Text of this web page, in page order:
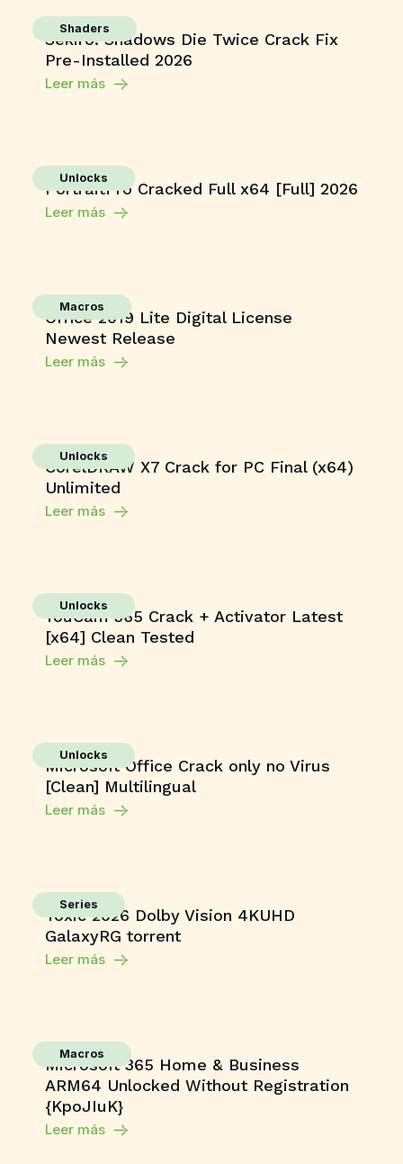
Shaders
Sekiro: Shadows Die Twice Crack Fix
Pre-Installed 2026
Leer más
Unlocks
PortraitPro Cracked Full x64 [Full] 2026
Leer más
Macros
Office 2019 Lite Digital License
Newest Release
Leer más
Unlocks
CorelDRAW X7 Crack for PC Final (x64)
Unlimited
Leer más
Unlocks
YouCam 365 Crack + Activator Latest
[x64] Clean Tested
Leer más
Unlocks
Microsoft Office Crack only no Virus
[Clean] Multilingual
Leer más
Series
Toxic 2026 Dolby Vision 4KUHD
GalaxyRG torrent
Leer más
Macros
Microsoft 365 Home & Business
ARM64 Unlocked Without Registration
{KpoJIuK}
Leer más